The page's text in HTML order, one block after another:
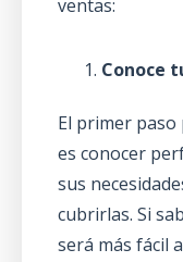
ventas:
Conoce
El primer
es conocer
sus
cubrirlas. Si
será más fácil